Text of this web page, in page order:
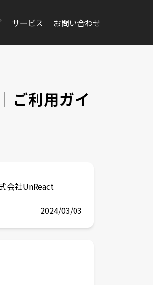
サービス お問い合わせ
ご利用ガイ
会社UnReact
2024/03/03